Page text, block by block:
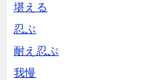
堪える
忍ぶ
耐え忍ぶ
我慢